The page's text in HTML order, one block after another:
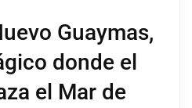
Guaymas,
donde el
el Mar de